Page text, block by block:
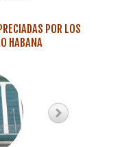
POR LOS
HABANA